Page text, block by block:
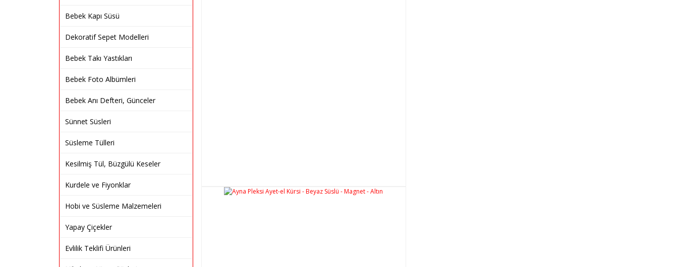
Bebek Kapı Süsü
Dekoratif Sepet Modelleri
Bebek Takı Yastıkları
Bebek Foto Albümleri
Bebek Anı Defteri, Günceler
Sünnet Süsleri
Süsleme Tülleri
Kesilmiş Tül, Büzgülü Keseler
Kurdele ve Fiyonklar
Hobi ve Süsleme Malzemeleri
Yapay Çiçekler
Evlilik Teklifi Ürünleri